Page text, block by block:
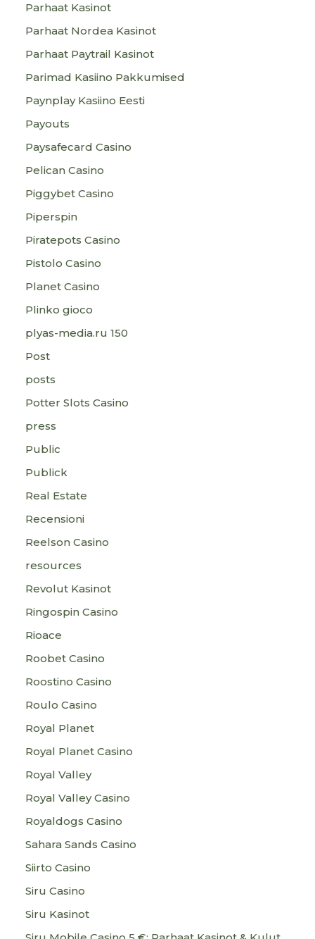
Parhaat Kasinot
Parhaat Nordea Kasinot
Parhaat Paytrail Kasinot
Parimad Kasiino Pakkumised
Paynplay Kasiino Eesti
Payouts
Paysafecard Casino
Pelican Casino
Piggybet Casino
Piperspin
Piratepots Casino
Pistolo Casino
Planet Casino
Plinko gioco
plyas-media.ru 150
Post
posts
Potter Slots Casino
press
Public
Publick
Real Estate
Recensioni
Reelson Casino
resources
Revolut Kasinot
Ringospin Casino
Rioace
Roobet Casino
Roostino Casino
Roulo Casino
Royal Planet
Royal Planet Casino
Royal Valley
Royal Valley Casino
Royaldogs Casino
Sahara Sands Casino
Siirto Casino
Siru Casino
Siru Kasinot